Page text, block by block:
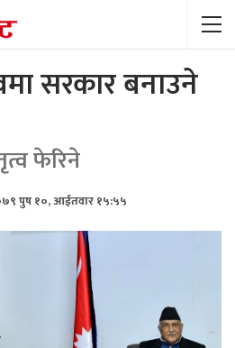
सरकार बनाउने
फेरिने
पुष १०, आईतवार १५:५५